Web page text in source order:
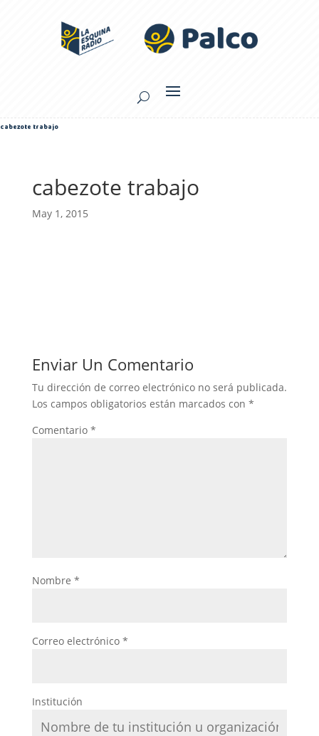
cabezote trabajo
cabezote trabajo
May 1, 2015
Enviar Un Comentario
Tu dirección de correo electrónico no será publicada.
Los campos obligatorios están marcados con *
Comentario *
Nombre *
Correo electrónico *
Institución